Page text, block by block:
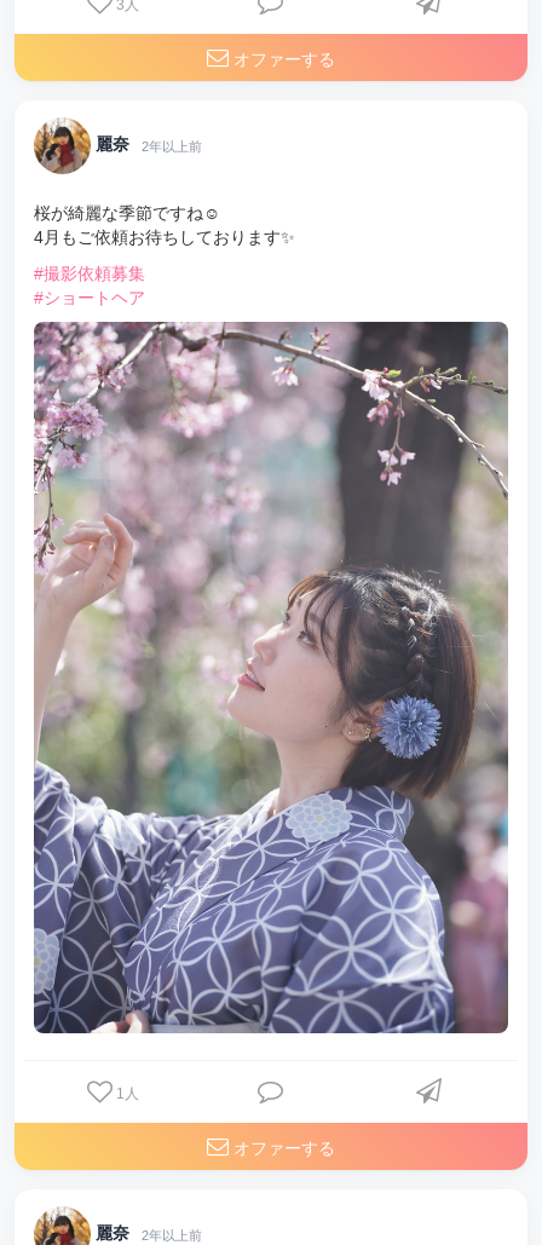
3 人
オファーする
麗奈 2年以上前
桜が綺麗な季節ですね☺️
4月もご依頼お待ちしております✨️
#撮影依頼募集
#ショートヘア
1 人
オファーする
麗奈 2年以上前